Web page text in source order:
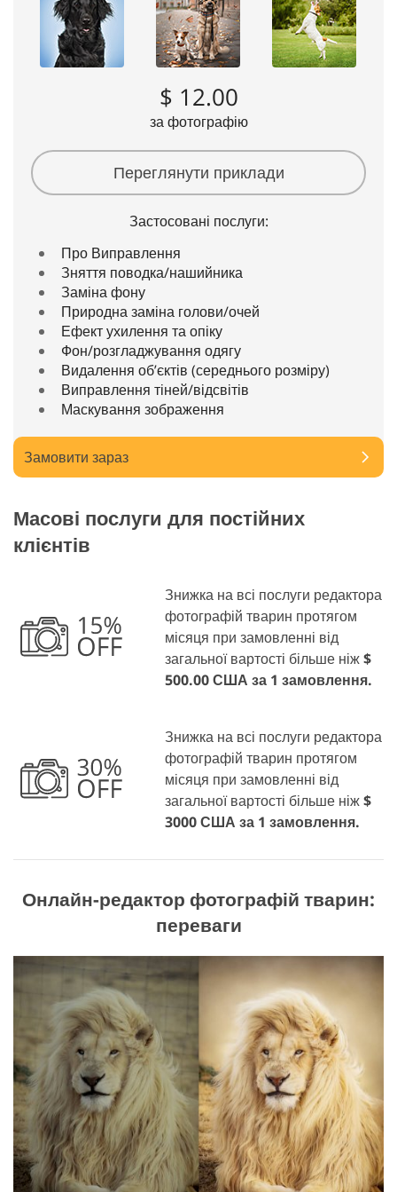
$ 12.00
за фотографію
Переглянути приклади
Застосовані послуги:
Про Виправлення
Зняття поводка/нашийника
Заміна фону
Природна заміна голови/очей
Ефект ухилення та опіку
Фон/розгладжування одягу
Видалення об’єктів (середнього розміру)
Виправлення тіней/відсвітів
Маскування зображення
Замовити зараз
Масові послуги для постійних
клієнтів
Знижка на всі послуги редактора
фотографій тварин протягом
місяця при замовленні від
загальної вартості більше ніж$
500.00 США за 1 замовлення.
Знижка на всі послуги редактора
фотографій тварин протягом
місяця при замовленні від
загальної вартості більше ніж$
3000 США за 1 замовлення.
Онлайн-редактор фотографій тварин:
переваги